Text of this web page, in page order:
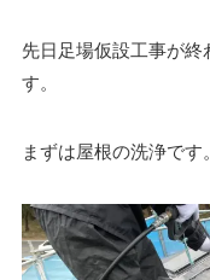
先日足場仮設工事が終
す。
まずは屋根の洗浄です。